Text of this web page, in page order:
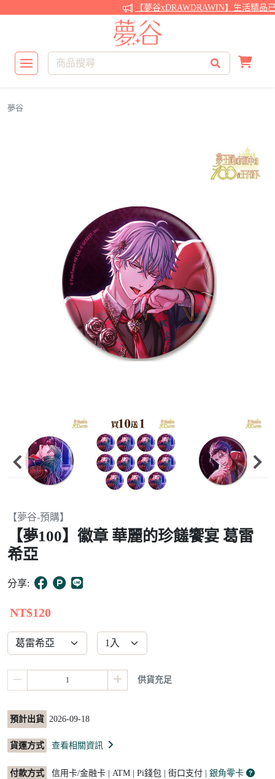
【夢谷xDRAWDRAWIN】生活精品已
夢谷
Item
of
10
【夢谷-預購】
【夢100】徽章 華麗的珍饈饗宴 葛雷
希亞
分享:
NT$120
供貨充足
預計出貨 2026-09-18
貨運方式 查看相關資訊
付款方式 信用卡/金融卡 | ATM | Pi錢包 | 街口支付 | 銀角零卡